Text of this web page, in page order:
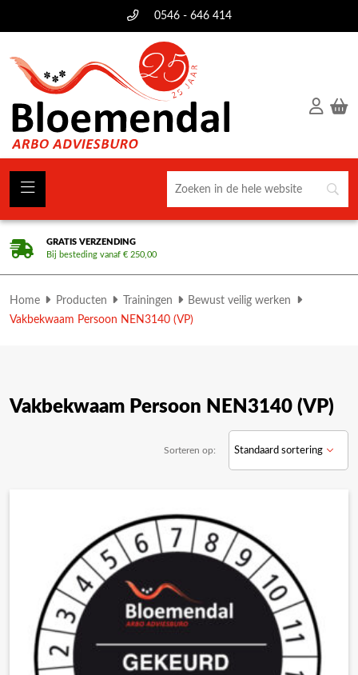
0546 - 646 414
GRATIS VERZENDING
Bij besteding vanaf € 250,00
Home Producten Trainingen
Bewust veilig werken
Vakbekwaam Persoon NEN3140 (VP)
Vakbekwaam Persoon NEN3140 (VP)
Sorteren op: